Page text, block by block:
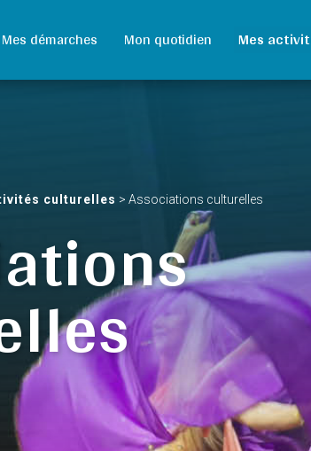
Mes démarches Mon quotidien Mes
culturelles > Associations culturelles